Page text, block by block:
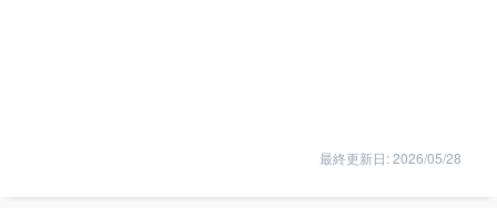
最終更新日: 2026/05/28